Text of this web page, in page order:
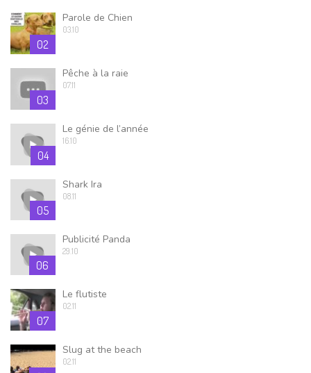
02
Parole de Chien
03.10
03
Pêche à la raie
07.11
04
Le génie de l’année
16.10
05
Shark Ira
08.11
06
Publicité Panda
29.10
07
Le flutiste
02.11
Slug at the beach
02.11